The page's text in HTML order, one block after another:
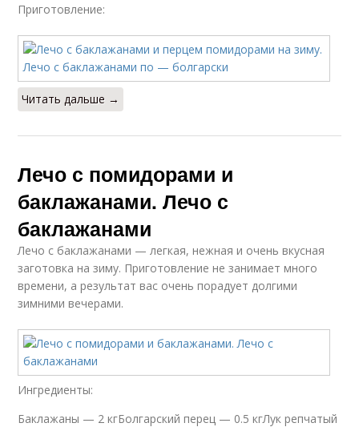
Приготовление:
Читать дальше →
Лечо с помидорами и
баклажанами. Лечо с
баклажанами
Лечо с баклажанами — легкая, нежная и очень вкусная
заготовка на зиму. Приготовление не занимает много
времени, а результат вас очень порадует долгими
зимними вечерами.
Ингредиенты:
Баклажаны — 2 кгБолгарский перец — 0.5 кгЛук репчатый